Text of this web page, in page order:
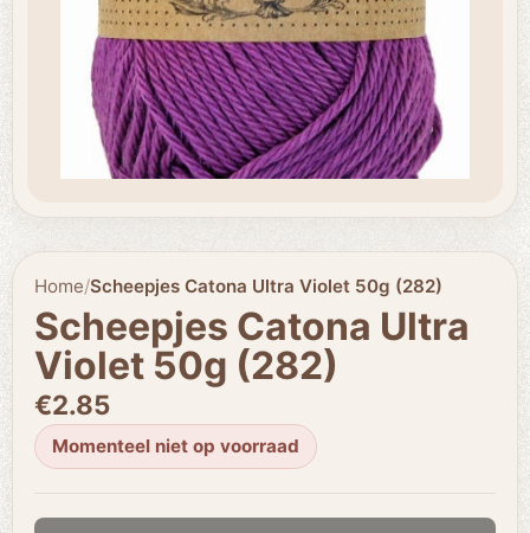
Home/Scheepjes Catona Ultra Violet 50g (282)
Scheepjes Catona Ultra
Violet 50g (282)
€2.85
Momenteel niet op voorraad